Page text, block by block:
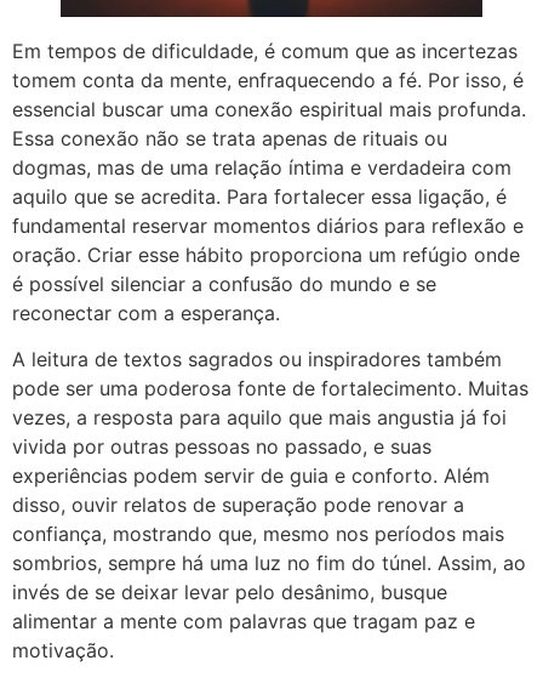
Em tempos de dificuldade, é comum que as incertezas
tomem conta da mente, enfraquecendo a fé. Por isso, é
essencial buscar uma conexão espiritual mais profunda.
Essa conexão não se trata apenas de rituais ou
dogmas, mas de uma relação íntima e verdadeira com
aquilo que se acredita. Para fortalecer essa ligação, é
fundamental reservar momentos diários para reflexão e
oração. Criar esse hábito proporciona um refúgio onde
é possível silenciar a confusão do mundo e se
reconectar com a esperança.
A leitura de textos sagrados ou inspiradores também
pode ser uma poderosa fonte de fortalecimento. Muitas
vezes, a resposta para aquilo que mais angustia já foi
vivida por outras pessoas no passado, e suas
experiências podem servir de guia e conforto. Além
disso, ouvir relatos de superação pode renovar a
confiança, mostrando que, mesmo nos períodos mais
sombrios, sempre há uma luz no fim do túnel. Assim, ao
invés de se deixar levar pelo desânimo, busque
alimentar a mente com palavras que tragam paz e
motivação.